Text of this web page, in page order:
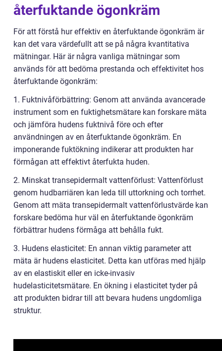
återfuktande ögonkräm
För att förstå hur effektiv en återfuktande ögonkräm är
kan det vara värdefullt att se på några kvantitativa
mätningar. Här är några vanliga mätningar som
används för att bedöma prestanda och effektivitet hos
återfuktande ögonkräm:
1. Fuktnivåförbättring: Genom att använda avancerade
instrument som en fuktighetsmätare kan forskare mäta
och jämföra hudens fuktnivå före och efter
användningen av en återfuktande ögonkräm. En
imponerande fuktökning indikerar att produkten har
förmågan att effektivt återfukta huden.
2. Minskat transepidermalt vattenförlust: Vattenförlust
genom hudbarriären kan leda till uttorkning och torrhet.
Genom att mäta transepidermalt vattenförlustvärde kan
forskare bedöma hur väl en återfuktande ögonkräm
förbättrar hudens förmåga att behålla fukt.
3. Hudens elasticitet: En annan viktig parameter att
mäta är hudens elasticitet. Detta kan utföras med hjälp
av en elastiskit eller en icke-invasiv
hudelasticitetsmätare. En ökning i elasticitet tyder på
att produkten bidrar till att bevara hudens ungdomliga
struktur.